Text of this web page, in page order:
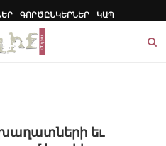
ԳՈՐԾԸՆԿԵՐՆԵՐ ԿԱՊ
եւ